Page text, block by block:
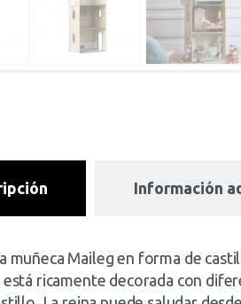
Información
muñeca Maileg en forma de
ricamente decorada con